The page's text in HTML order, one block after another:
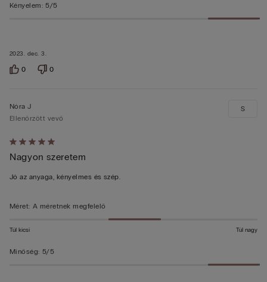
2023. dec. 3.
Kényelem: 5/5
0 0
Értékelés:
5/5
Nóra J
Ellenőrzött vevő
Nagyon szeretem
Jó az anyaga, kényelmes és szép.
S
Méret: A méretnek megfelelő
Túl kicsi Túl nagy
Minőség: 5/5